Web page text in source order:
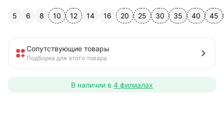
5 6 8 10 12 14 16 20 25 30 35 40 45
Сопутствующие товары
Подборка для этого товара
В наличии в 4 филиалах